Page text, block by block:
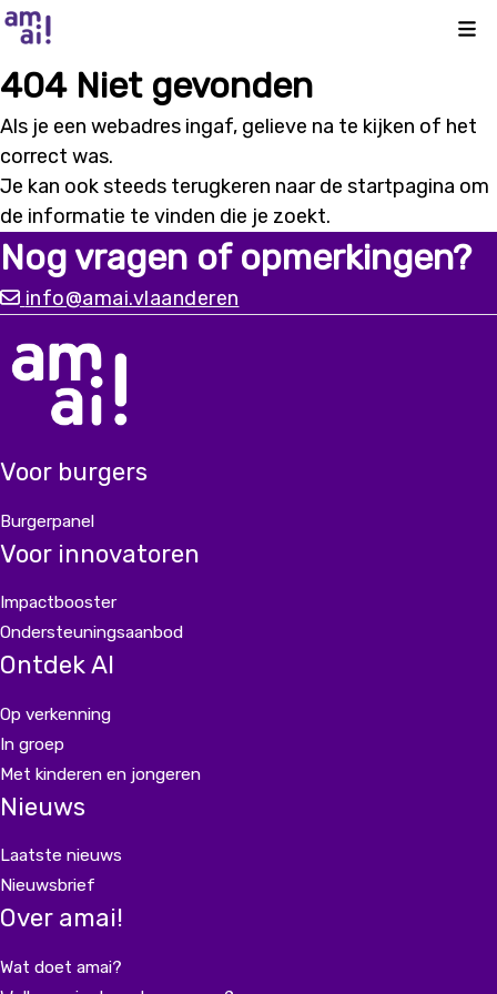
404 Niet gevonden
Als je een webadres ingaf, gelieve na te kijken of het
correct was.
Je kan ook steeds terugkeren naar de startpagina om
de informatie te vinden die je zoekt.
Nog vragen of opmerkingen?
info@amai.vlaanderen
Voor burgers
Burgerpanel
Voor innovatoren
Impactbooster
Ondersteuningsaanbod
Ontdek AI
Op verkenning
In groep
Met kinderen en jongeren
Nieuws
Laatste nieuws
Nieuwsbrief
Over amai!
Wat doet amai?